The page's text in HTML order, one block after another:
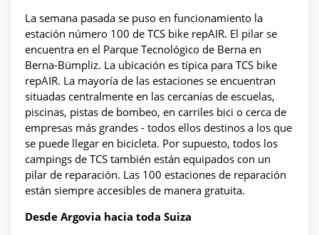
La semana pasada se puso en funcionamiento la
estación número 100 de TCS bike repAIR. El pilar se
encuentra en el Parque Tecnológico de Berna en
Berna-Bümpliz. La ubicación es típica para TCS bike
repAIR. La mayoría de las estaciones se encuentran
situadas centralmente en las cercanías de escuelas,
piscinas, pistas de bombeo, en carriles bici o cerca de
empresas más grandes - todos ellos destinos a los que
se puede llegar en bicicleta. Por supuesto, todos los
campings de TCS también están equipados con un
pilar de reparación. Las 100 estaciones de reparación
están siempre accesibles de manera gratuita.
Desde Argovia hacia toda Suiza